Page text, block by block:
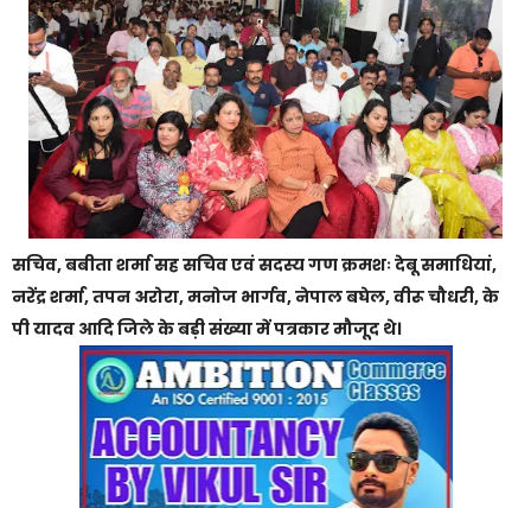
सचिव, बबीता शर्मा सह सचिव एवं सदस्य गण क्रमशः देबू समाधियां,
नरेंद्र शर्मा, तपन अरोरा, मनोज भार्गव, नेपाल बघेल, वीरू चौधरी, के
पी यादव आदि जिले के बड़ी संख्या में पत्रकार मौजूद थे।